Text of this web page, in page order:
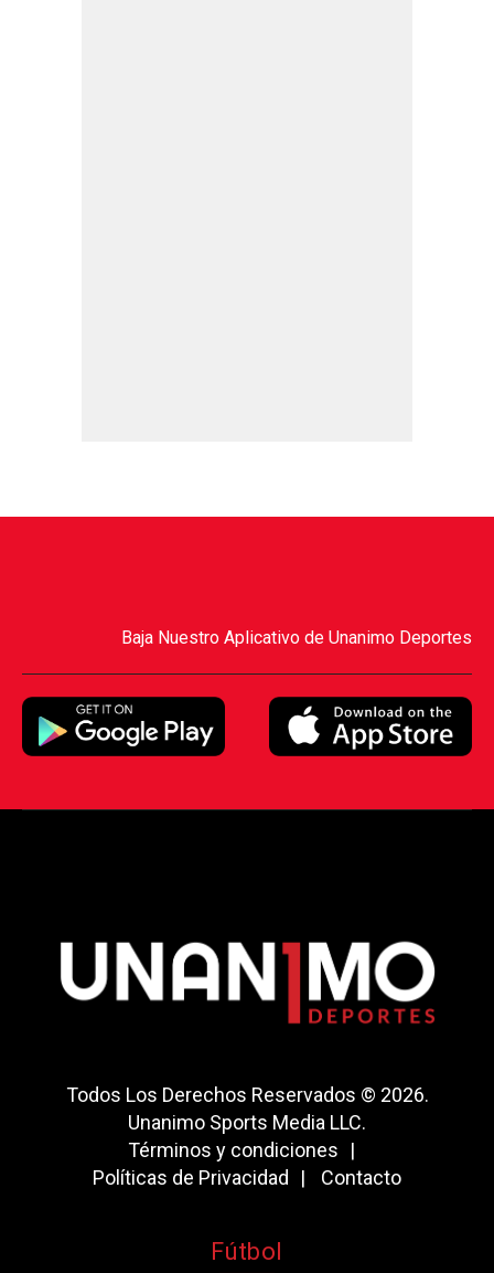
Baja Nuestro Aplicativo de Unanimo Deportes
Todos Los Derechos Reservados © 2026.
Unanimo Sports Media LLC.
Términos y condiciones
Políticas de Privacidad
Contacto
Fútbol